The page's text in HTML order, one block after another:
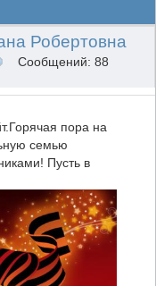
Робертовна
Сообщений: 88
пора на
семью
Пусть в